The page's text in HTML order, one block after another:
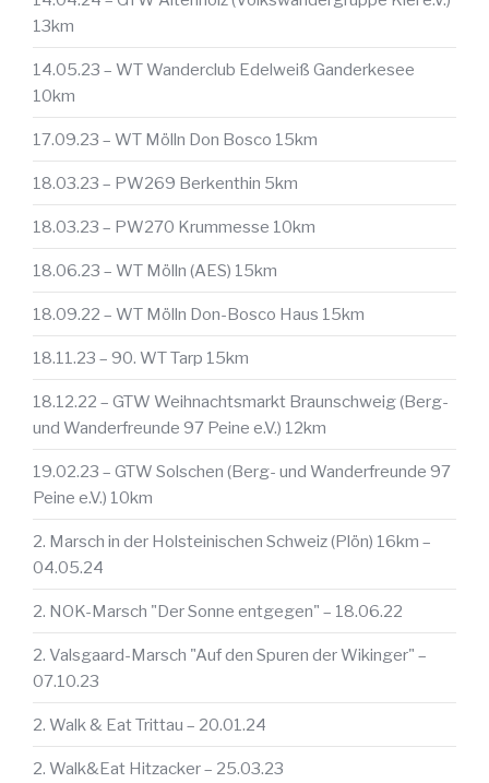
13km
14.05.23 – WT Wanderclub Edelweiß Ganderkesee
10km
17.09.23 – WT Mölln Don Bosco 15km
18.03.23 – PW269 Berkenthin 5km
18.03.23 – PW270 Krummesse 10km
18.06.23 – WT Mölln (AES) 15km
18.09.22 – WT Mölln Don-Bosco Haus 15km
18.11.23 – 90. WT Tarp 15km
18.12.22 – GTW Weihnachtsmarkt Braunschweig (Berg-
und Wanderfreunde 97 Peine e.V.) 12km
19.02.23 – GTW Solschen (Berg- und Wanderfreunde 97
Peine e.V.) 10km
2. Marsch in der Holsteinischen Schweiz (Plön) 16km –
04.05.24
2. NOK-Marsch "Der Sonne entgegen" – 18.06.22
2. Valsgaard-Marsch "Auf den Spuren der Wikinger" –
07.10.23
2. Walk & Eat Trittau – 20.01.24
2. Walk&Eat Hitzacker – 25.03.23